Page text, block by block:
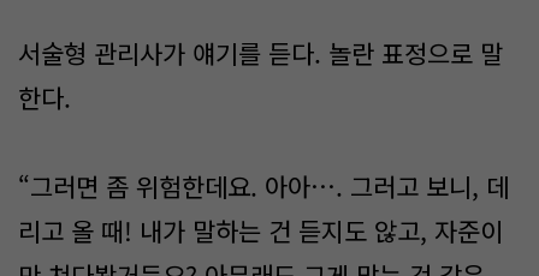
서술형 관리사가 얘기를 듣다. 놀란 표정으로 말
한다.
“그러면 좀 위험한데요. 아아…. 그러고 보니, 데
리고 올 때! 내가 말하는 건 듣지도 않고, 자준이